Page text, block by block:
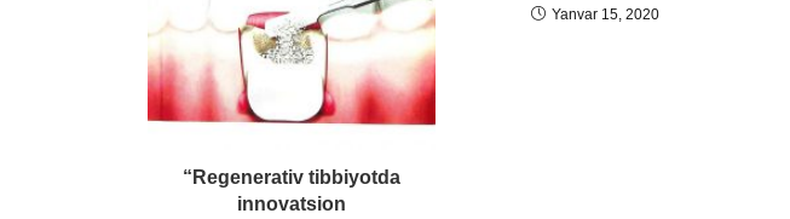
“Regenerativ tibbiyotda
innovatsion
Yanvar 15, 2020